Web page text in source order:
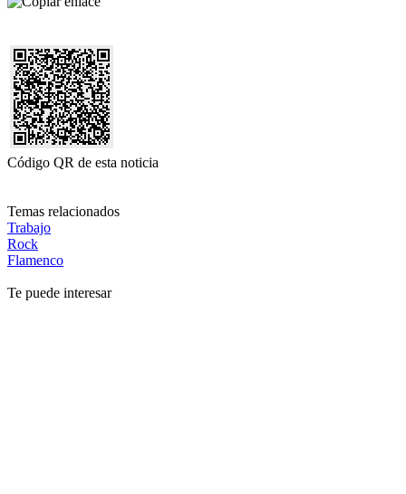
Código QR de esta noticia
Temas relacionados
Trabajo
Rock
Flamenco
Te puede interesar